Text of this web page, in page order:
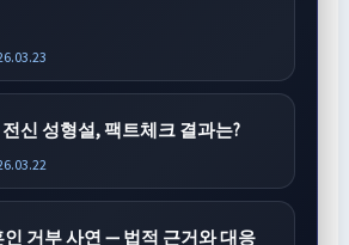
신 성형설, 팩트체크 결과는?
거부 사연 — 법적 근거와 대응